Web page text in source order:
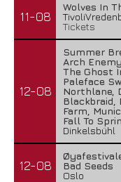
11-08
Wolves In
Tickets
12-08
Summer
Arch
The Ghost
Paleface
Northlane,
Blackbraid,
Farm,
Fall To
Dinkelsbühl
12-08
Bad Seeds
Oslo